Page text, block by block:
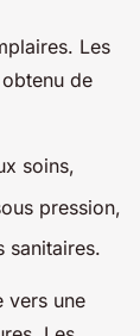
Les
de
soins,
pression,
sanitaires.
vers une